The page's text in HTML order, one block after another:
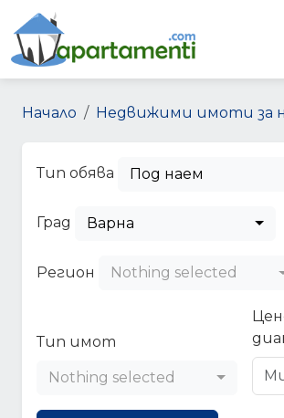
Начало Недвижими имоти за
Тип обява Под наем
Град Варна
Регион Nothing selected
Тип имот
Nothing selected